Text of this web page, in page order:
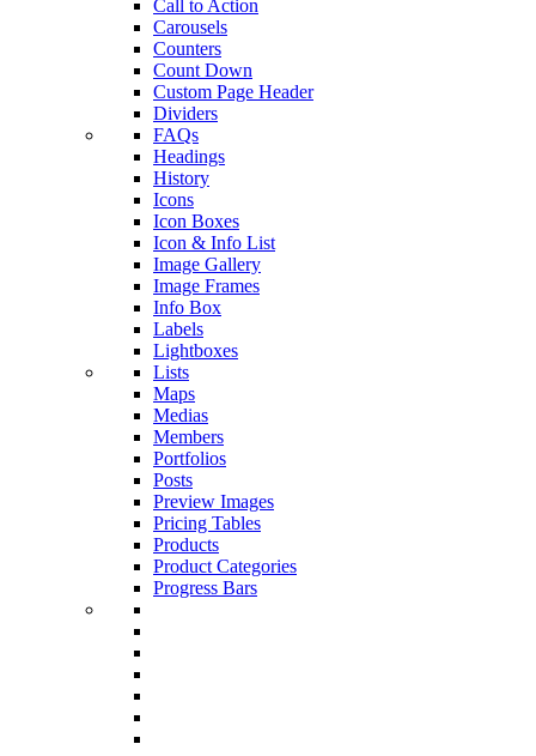
Call to Action
Carousels
Counters
Count Down
Custom Page Header
Dividers
FAQs
Headings
History
Icons
Icon Boxes
Icon & Info List
Image Gallery
Image Frames
Info Box
Labels
Lightboxes
Lists
Maps
Medias
Members
Portfolios
Posts
Preview Images
Pricing Tables
Products
Product Categories
Progress Bars